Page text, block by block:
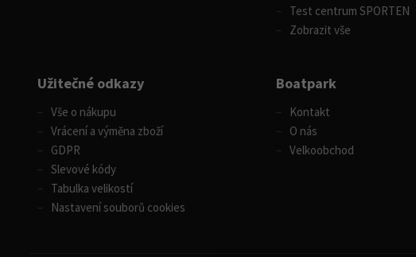
Test centrum SPORTEN
Zobrazit vše
Užitečné odkazy
Vše o nákupu
Vrácení a výměna zboží
GDPR
Slevové kódy
Tabulka velikostí
Nastavení souborů cookies
Boatpark
Kontakt
O nás
Velkoobchod